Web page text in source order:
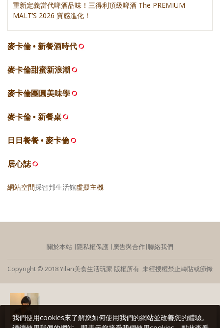
重新定義當代啤酒品味！三得利頂級啤酒 The PREMIUM
MALT’S 2026 質感進化！
麥卡倫 • 新餐酒時代
麥卡倫甜蜜新浪潮
麥卡倫團圓美味學
麥卡倫 • 新餐桌
日日餐餐 • 麥卡倫
居心誌
網站空間採智邦生活館虛擬主機
關於本站 ∣隱私權保護 ∣廣告與合作∣聯絡我們
Copyright © 2018 Yilan美食生活玩家 版權所有 未經授權禁止轉貼或節錄
我們使用cookies來了解您如何使用我們的網站並改善您的體驗。